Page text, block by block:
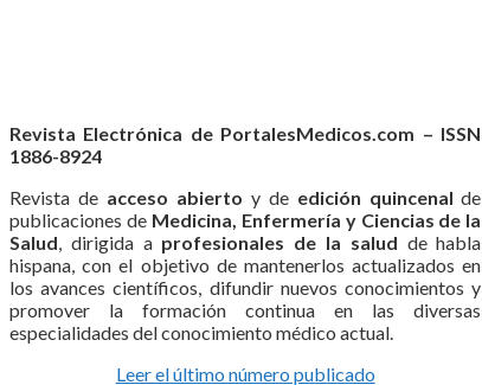
Revista Electrónica de PortalesMedicos.com – ISSN
1886-8924
Revista de acceso abierto y de edición quincenal de
publicaciones de Medicina, Enfermería y Ciencias de la
Salud, dirigida a profesionales de la salud de habla
hispana, con el objetivo de mantenerlos actualizados en
los avances científicos, difundir nuevos conocimientos y
promover la formación continua en las diversas
especialidades del conocimiento médico actual.
Leer el último número publicado